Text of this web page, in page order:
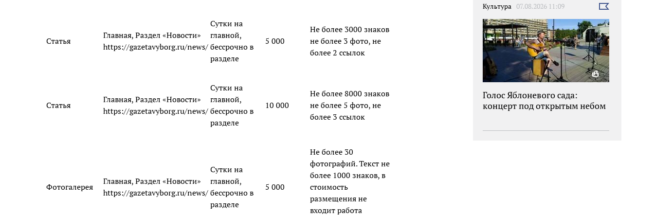
Статья
Главная, Раздел «Новости»
https://gazetavyborg.ru/news/
Сутки на
главной,
бессрочно в
разделе
5 000
Не более 3000 знаков
не более 3 фото, не
более 2 ссылок
Статья
Главная, Раздел «Новости»
https://gazetavyborg.ru/news/
Сутки на
главной,
бессрочно в
разделе
10 000
Не более 8000 знаков
не более 5 фото, не
более 3 ссылок
Фотогалерея
Главная, Раздел «Новости»
https://gazetavyborg.ru/news/
Сутки на
главной,
бессрочно в
разделе
5 000
Не более 30
фотографий. Текст не
более 1000 знаков, в
стоимость
размещения не
входит работа
Культура 07.08.2026 11:09
Выбрать
Голос Яблоневого сада:
концерт под открытым небом